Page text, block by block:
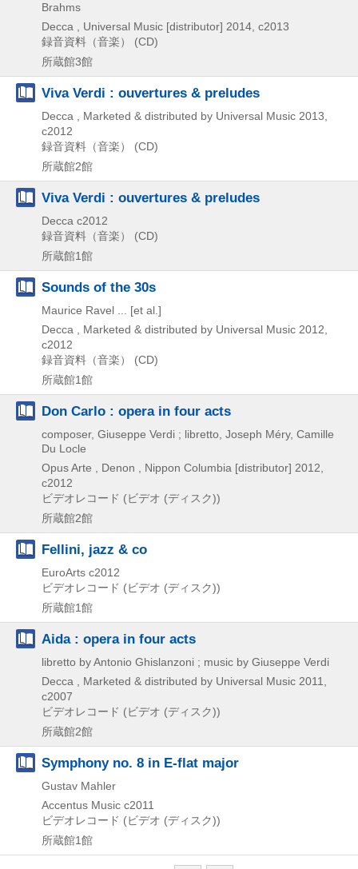
Brahms
Decca , Universal Music [distributor] 2014, c2013
録音資料（音楽） (CD)
所蔵館3館
Viva Verdi : ouvertures & preludes
Decca , Marketed & distributed by Universal Music 2013,
c2012
録音資料（音楽） (CD)
所蔵館2館
Viva Verdi : ouvertures & preludes
Decca c2012
録音資料（音楽） (CD)
所蔵館1館
Sounds of the 30s
Maurice Ravel ... [et al.]
Decca , Marketed & distributed by Universal Music 2012,
c2012
録音資料（音楽） (CD)
所蔵館1館
Don Carlo : opera in four acts
composer, Giuseppe Verdi ; libretto, Joseph Méry, Camille
Du Locle
Opus Arte , Denon , Nippon Columbia [distributor] 2012,
c2012
ビデオレコード (ビデオ (ディスク))
所蔵館2館
Fellini, jazz & co
EuroArts c2012
ビデオレコード (ビデオ (ディスク))
所蔵館1館
Aida : opera in four acts
libretto by Antonio Ghislanzoni ; music by Giuseppe Verdi
Decca , Marketed & distributed by Universal Music 2011,
c2007
ビデオレコード (ビデオ (ディスク))
所蔵館2館
Symphony no. 8 in E-flat major
Gustav Mahler
Accentus Music c2011
ビデオレコード (ビデオ (ディスク))
所蔵館1館